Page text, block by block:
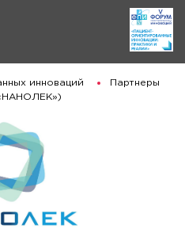
инноваций
Партнеры